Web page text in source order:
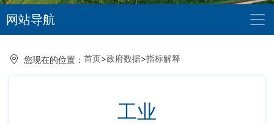
网站导航
您现在的位置： 首页>政府数据>指标解释
工业